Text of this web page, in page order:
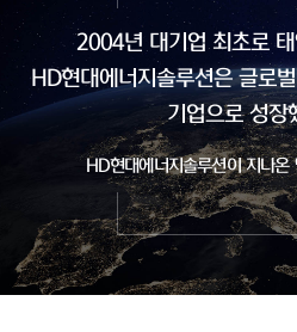
2004년 대기업 최초로
HD현대에너지솔루션은글로벌
기업으로 성장
HD현대에너지솔루션이 지나온